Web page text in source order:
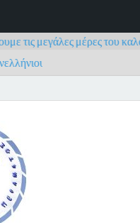
μέρες του
Σχολικού Δικτύου